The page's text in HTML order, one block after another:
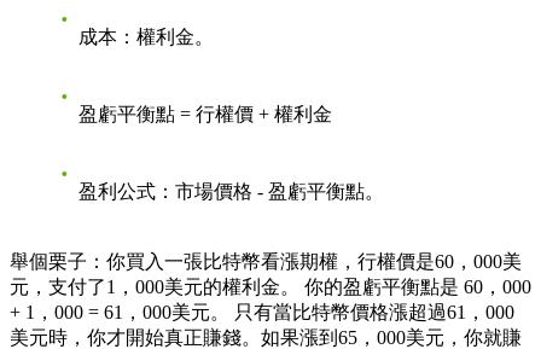
成本 ：權利金。
盈虧平衡點 = 行權價 + 權利金
盈利公式 ：市場價格 - 盈虧平衡點。
舉個栗子 ：你買入一張比特幣看漲期權，行權價是60，000美
元，支付了1，000美元的權利金。 你的盈虧平衡點是 60，000
+ 1，000 = 61，000美元。 只有當比特幣價格漲超過61，000
美元時，你才開始真正賺錢。如果漲到65，000美元，你就賺